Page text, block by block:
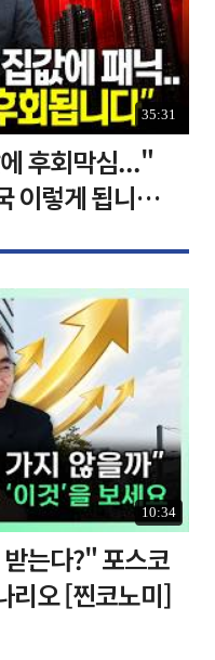
35:31
후회막심..."
이렇게 됩니다 I
10:34
는다?" 포스코
리오 [찐코노미]